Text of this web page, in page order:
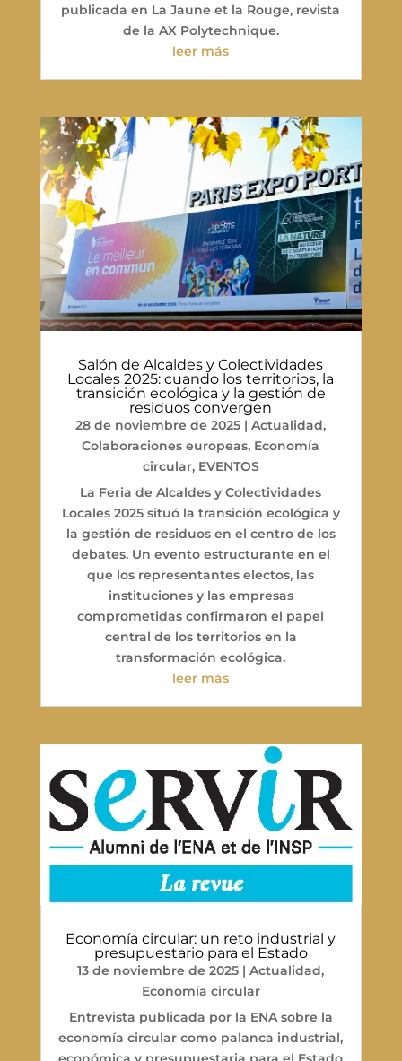
publicada en La Jaune et la Rouge, revista
de la AX Polytechnique.
leer más
Salón de Alcaldes y Colectividades
Locales 2025: cuando los territorios, la
transición ecológica y la gestión de
residuos convergen
28 de noviembre de 2025 |Actualidad,
Colaboraciones europeas, Economía
circular, EVENTOS
La Feria de Alcaldes y Colectividades
Locales 2025 situó la transición ecológica y
la gestión de residuos en el centro de los
debates. Un evento estructurante en el
que los representantes electos, las
instituciones y las empresas
comprometidas confirmaron el papel
central de los territorios en la
transformación ecológica.
leer más
Economía circular: un reto industrial y
presupuestario para el Estado
13 de noviembre de 2025 |Actualidad,
Economía circular
Entrevista publicada por la ENA sobre la
economía circular como palanca industrial,